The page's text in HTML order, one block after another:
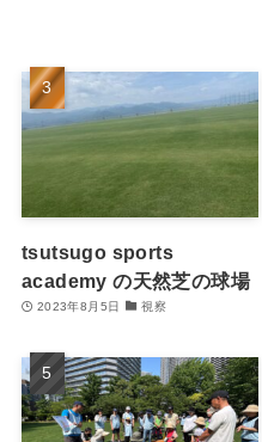
tsutsugo sports
academy の天然芝の球場
2023年8月5日 視察